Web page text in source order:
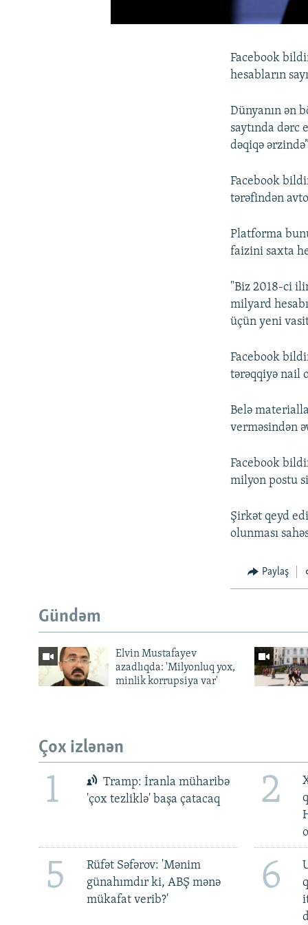
Facebook
hesabların
Dünyanın ən
saytında
dəqiqə
Facebook
tərəfindən
Platforma
faizini saxta
"Biz 2018-ci
milyard
üçün yeni
Facebook
tərəqqiyə nail
Belə
verməsindən
Facebook
milyon postu
Şirkət qeyd
olunması
Paylaş
Gündəm
Elvin Mustafayev
azadlıqda: 'Milyonluq yox,
minlik korrupsiya var'
Çox izlənən
1
Tramp: İranla müharibə
'çox tezliklə' başa çatacaq
2
5
Rüfət Səfərov: 'Mənim
günahımdır ki, ABŞ mənə
mükafat verib?'
6